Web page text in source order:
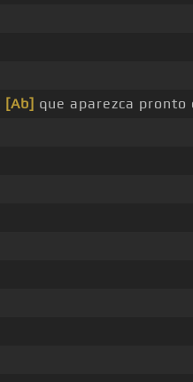
[Ab] que aparezca